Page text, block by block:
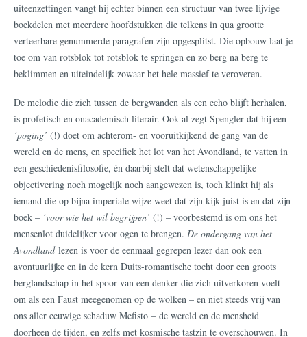
uiteenzettingen vangt hij echter binnen een structuur van twee lijvige
boekdelen met meerdere hoofdstukken die telkens in qua grootte
verteerbare genummerde paragrafen zijn opgesplitst. Die opbouw laat je
toe om van rotsblok tot rotsblok te springen en zo berg na berg te
beklimmen en uiteindelijk zowaar het hele massief te veroveren.
De melodie die zich tussen de bergwanden als een echo blijft herhalen,
is profetisch en onacademisch literair. Ook al zegt Spengler dat hij een
‘poging’ (!) doet om achterom- en vooruitkijkend de gang van de
wereld en de mens, en specifiek het lot van het Avondland, te vatten in
een geschiedenisfilosofie, én daarbij stelt dat wetenschappelijke
objectivering noch mogelijk noch aangewezen is, toch klinkt hij als
iemand die op bijna imperiale wijze weet dat zijn kijk juist is en dat zijn
boek – ‘voor wie het wil begrijpen’ (!) – voorbestemd is om ons het
mensenlot duidelijker voor ogen te brengen. De ondergang van het
Avondlandlezen is voor de eenmaal gegrepen lezer dan ook een
avontuurlijke en in de kern Duits-romantische tocht door een groots
berglandschap in het spoor van een denker die zich uitverkoren voelt
om als een Faust meegenomen op de wolken – en niet steeds vrij van
ons aller eeuwige schaduw Mefisto – de wereld en de mensheid
doorheen de tijden, en zelfs met kosmische tastzin te overschouwen. In